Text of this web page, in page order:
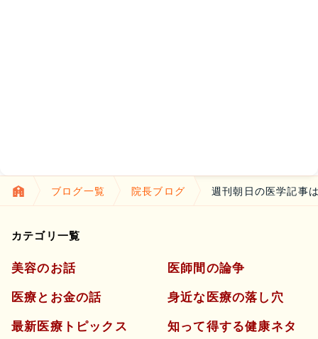
ブログ一覧 院長ブログ 週刊朝日の医学記事
カテゴリ一覧
美容のお話
医療とお金の話
最新医療トピックス
医師間の論争
身近な医療の落し穴
知って得する健康ネタ